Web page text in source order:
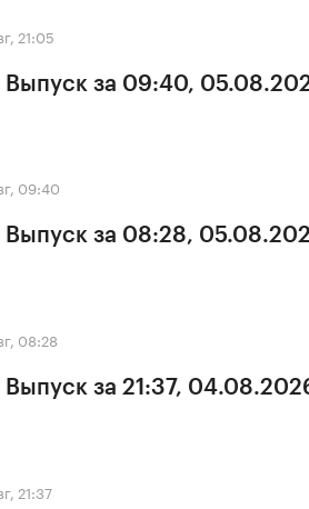
21:05
за 09:40,
09:40
за 08:28,
08:28
за 21:37,
21:37